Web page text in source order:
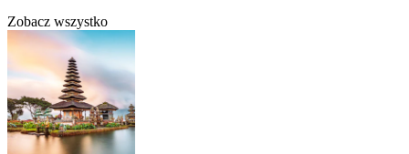
Zobacz wszystko